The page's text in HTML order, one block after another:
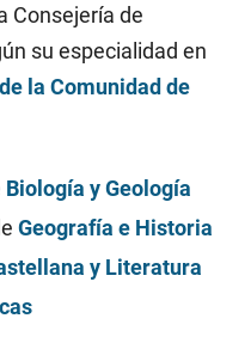
Consejería de
su especialidad en
la Comunidad de
Biología y Geología
Geografía e Historia
y Literatura